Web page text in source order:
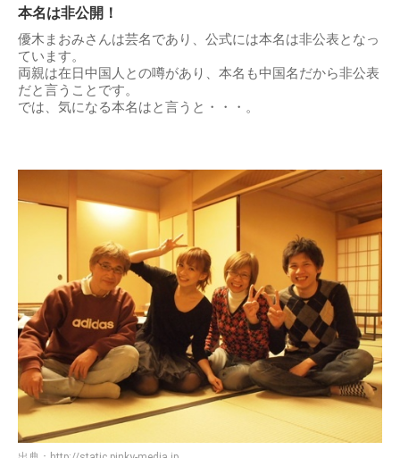
本名は非公開！
優木まおみさんは芸名であり、公式には本名は非公表となっ
ています。
両親は在日中国人との噂があり、本名も中国名だから非公表
だと言うことです。
では、気になる本名はと言うと・・・。